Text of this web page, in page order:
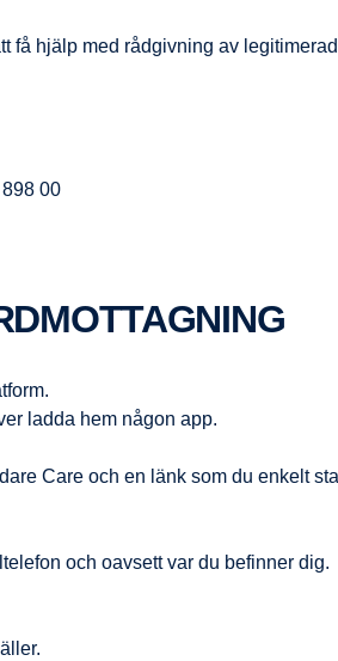
få hjälp med rådgivning av
00
ladda hem någon app.
Care och en länk som du enkelt
och oavsett var du befinner dig.